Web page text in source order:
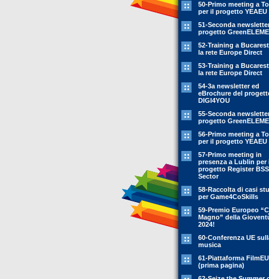
50-Primo meeting a
per il progetto YEAEU
51-Seconda
progetto
52-Training a
la rete Europe Direct
53-Training a
la rete Europe Direct
54-3a newsletter ed
eBrochure del
DIGI4YOU
55-Seconda
progetto
56-Primo meeting a
per il progetto YEAEU
57-Primo meeting in
presenza a Lublin per
progetto Register BSS
Sector
58-Raccolta di casi
per Game4CoSkills
59-Premio Europeo
Magno” della
2024!
60-Conferenza UE
musica
61-Piattaforma FilmEU
(prima pagina)